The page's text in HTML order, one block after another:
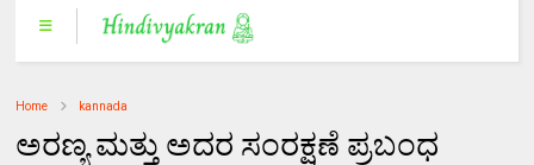
Home kannada
ಅರಣ್ಯ ಮತ್ತು ಅದರ ಸಂರಕ್ಷಣೆ ಪ್ರಬಂಧ